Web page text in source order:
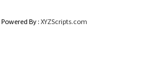
Powered By :XYZScripts.com